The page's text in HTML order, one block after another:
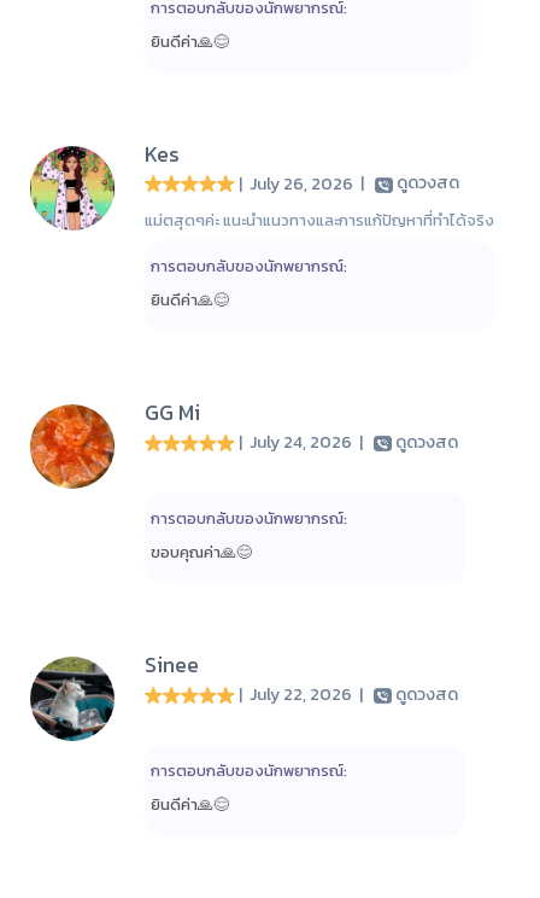
การตอบกลับของนักพยากรณ์:
ยินดีค่า🙏😊
Kes
| July 26, 2026 | ดูดวงสด
แม่ตสุดๆค่ะ แนะนำแนวทางและการแก้ปัญหาที่ทำได้จริง
การตอบกลับของนักพยากรณ์:
ยินดีค่า🙏😊
GG Mi
| July 24, 2026 | ดูดวงสด
การตอบกลับของนักพยากรณ์:
ขอบคุณค่า🙏😊
Sinee
| July 22, 2026 | ดูดวงสด
การตอบกลับของนักพยากรณ์:
ยินดีค่า🙏😊